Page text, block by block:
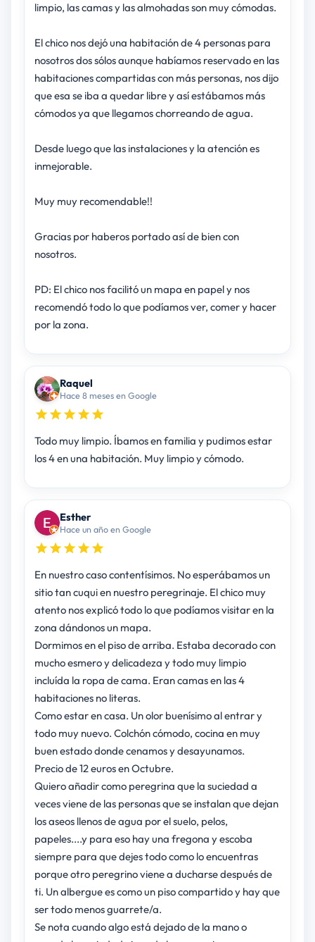
limpio, las camas y las almohadas son muy cómodas.
El chico nos dejó una habitación de 4 personas para
nosotros dos sólos aunque habíamos reservado en las
habitaciones compartidas con más personas, nos dijo
que esa se iba a quedar libre y así estábamos más
cómodos ya que llegamos chorreando de agua.
Desde luego que las instalaciones y la atención es
inmejorable.
Muy muy recomendable!!
Gracias por haberos portado así de bien con
nosotros.
PD: El chico nos facilitó un mapa en papel y nos
recomendó todo lo que podíamos ver, comer y hacer
por la zona.
Raquel
Hace 8 meses en Google
Todo muy limpio. Íbamos en familia y pudimos estar
los 4 en una habitación. Muy limpio y cómodo.
Esther
Hace un año en Google
En nuestro caso contentísimos. No esperábamos un
sitio tan cuqui en nuestro peregrinaje. El chico muy
atento nos explicó todo lo que podíamos visitar en la
zona dándonos un mapa.
Dormimos en el piso de arriba. Estaba decorado con
mucho esmero y delicadeza y todo muy limpio
incluída la ropa de cama. Eran camas en las 4
habitaciones no literas.
Como estar en casa. Un olor buenísimo al entrar y
todo muy nuevo. Colchón cómodo, cocina en muy
buen estado donde cenamos y desayunamos.
Precio de 12 euros en Octubre.
Quiero añadir como peregrina que la suciedad a
veces viene de las personas que se instalan que dejan
los aseos llenos de agua por el suelo, pelos,
papeles....y para eso hay una fregona y escoba
siempre para que dejes todo como lo encuentras
porque otro peregrino viene a ducharse después de
ti. Un albergue es como un piso compartido y hay que
ser todo menos guarrete/a.
Se nota cuando algo está dejado de la mano o